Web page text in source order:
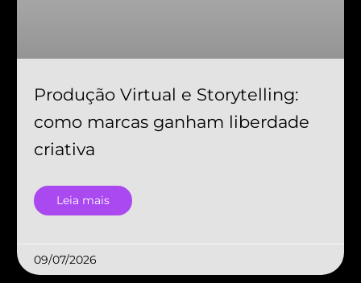
Produção Virtual e Storytelling:
como marcas ganham liberdade
criativa
Leia mais
09/07/2026